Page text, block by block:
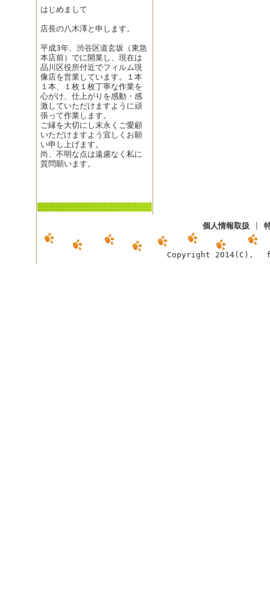
はじめまして
店長の八木澤と申します。
平成3年、渋谷区道玄坂（東急
本店前）でに開業し、現在は
品川区役所付近でフィルム現
像店を営業しています。１本
１本、１枚１枚丁寧な作業を
心がけ、仕上がりを感動・感
激していただけますように頑
張って作業します。
ご縁を大切にし末永くご愛顧
いただけますよう宜しくお願
い申し上げます。
尚、不明な点は遠慮なく私に
質問願います。
個人情報取扱
Copyright 2014(C).